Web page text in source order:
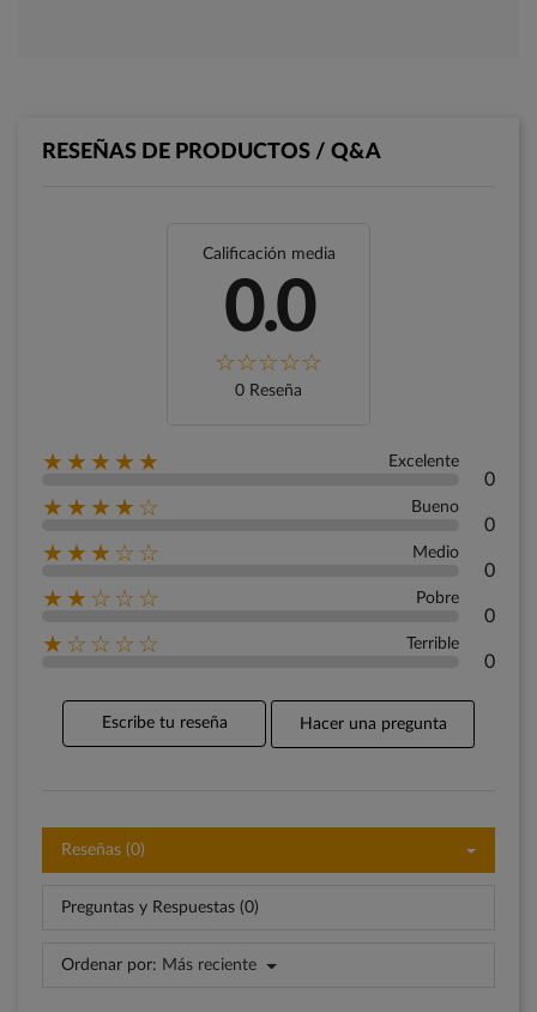
RESEÑAS DE PRODUCTOS / Q&A
Calificación media
0.0
0 Reseña
★★★★★ Excelente
0
★★★★☆ Bueno
0
★★★☆☆ Medio
0
★★☆☆☆ Pobre
0
★☆☆☆☆ Terrible
0
Escribe tu reseña Hacer una pregunta
Reseñas (0)
Preguntas y Respuestas (0)
Ordenar por: Más reciente